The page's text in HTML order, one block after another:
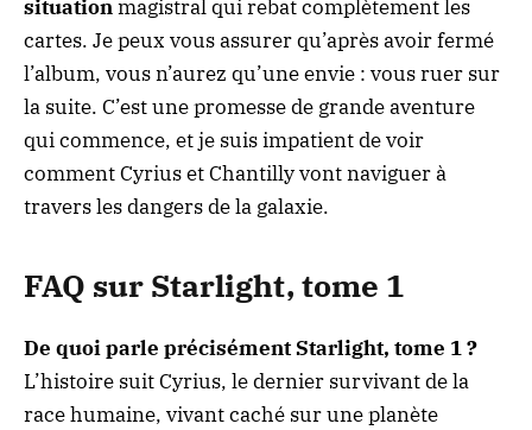
situationmagistral qui rebat complètement les
cartes. Je peux vous assurer qu’après avoir fermé
l’album, vous n’aurez qu’une envie : vous ruer sur
la suite. C’est une promesse de grande aventure
qui commence, et je suis impatient de voir
comment Cyrius et Chantilly vont naviguer à
travers les dangers de la galaxie.
FAQ sur Starlight, tome 1
De quoi parle précisément Starlight, tome 1 ?
L’histoire suit Cyrius, le dernier survivant de la
race humaine, vivant caché sur une planète